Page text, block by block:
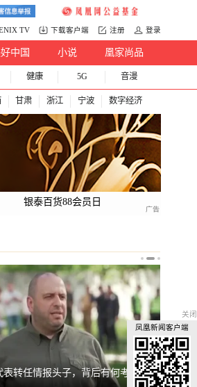
TV 下载客户端 注册 登录
中国 小说 凰家尚品
健康 5G 音漫
甘肃 浙江 宁波 数字经济
银泰百货88会员日
抗议政府修改“无核三原则” 台湾“
关闭
凤凰新闻客户端